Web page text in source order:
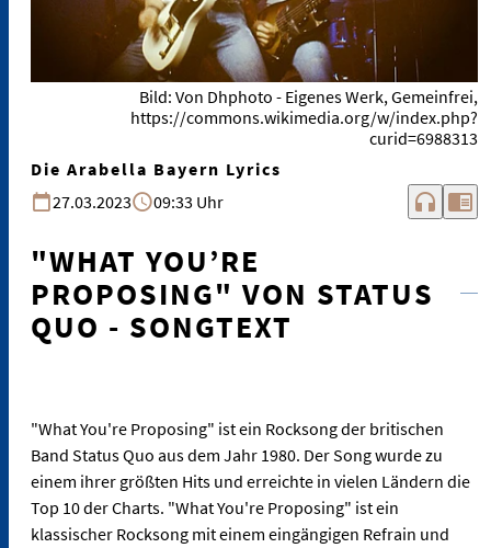
Bild: Von Dhphoto - Eigenes Werk, Gemeinfrei,
https://commons.wikimedia.org/w/index.php?
curid=6988313
Die Arabella Bayern Lyrics
27.03.2023
09:33 Uhr headphones chrome_reader_mode
"WHAT YOU’RE
PROPOSING" VON STATUS
QUO - SONGTEXT
"What You're Proposing" ist ein Rocksong der britischen
Band Status Quo aus dem Jahr 1980. Der Song wurde zu
einem ihrer größten Hits und erreichte in vielen Ländern die
Top 10 der Charts. "What You're Proposing" ist ein
klassischer Rocksong mit einem eingängigen Refrain und